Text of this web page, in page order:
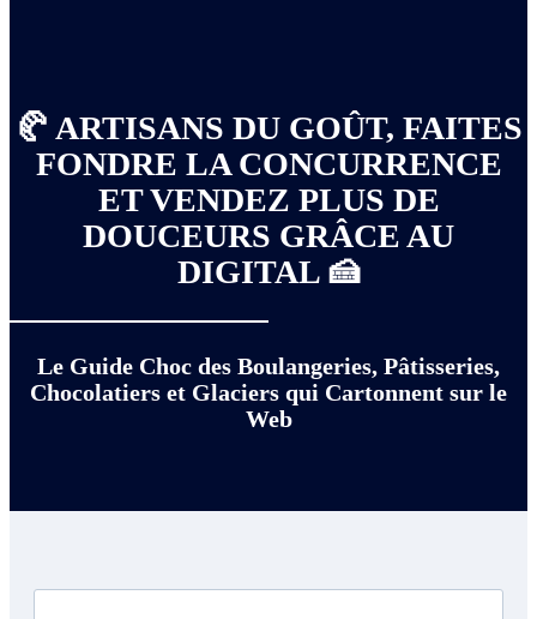
🥐 ARTISANS DU GOÛT, FAITES
FONDRE LA CONCURRENCE
ET VENDEZ PLUS DE
DOUCEURS GRÂCE AU
DIGITAL 🍰
Le Guide Choc des Boulangeries, Pâtisseries,
Chocolatiers et Glaciers qui Cartonnent sur le
Web